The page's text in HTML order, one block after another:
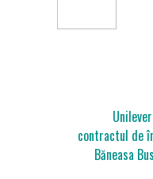
contractul de
Băneasa